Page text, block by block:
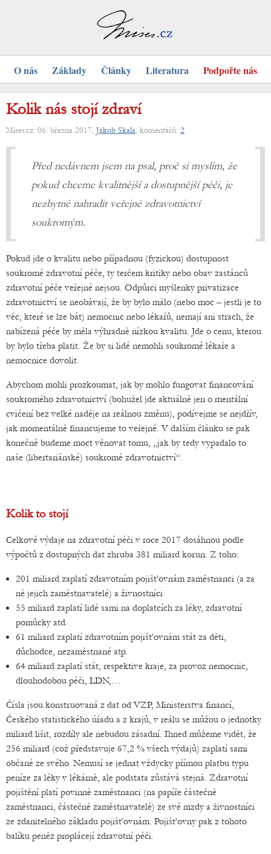
O nás Základy Články Literatura Podpořte nás
Kolik nás stojí zdraví
Mises.cz: 06. března 2017, Jakub Skala, komentářů: 2
Před nedávnem jsem na psal, proč si myslím, že
pokud chceme kvalitnější a dostupnější péči, je
nezbytné nahradit veřejné zdravotnictví
soukromým.
Pokud jde o kvalitu nebo případnou (fyzickou) dostupnost
soukromé zdravotní péče, ty terčem kritiky nebo obav zastánců
zdravotní péče veřejné nejsou. Odpůrci myšlenky privatizace
zdravotnictví se neobávají, že by bylo málo (nebo moc – jestli je to
věc, které se lze bát) nemocnic nebo lékařů, nemají ani strach, že
nabízená péče by měla výhradně nízkou kvalitu. Jde o cenu, kterou
by bylo třeba platit. Že by si lidé nemohli soukromé lékaře a
nemocnice dovolit.
Abychom mohli prozkoumat, jak by mohlo fungovat financování
soukromého zdravotnictví (bohužel jde aktuálně jen o mentální
cvičení bez velké naděje na reálnou změnu), podívejme se nejdřív,
jak momentálně financujeme to veřejné. V dalším článku se pak
konečně budeme moct věnovat tomu, „jak by tedy vypadalo to
naše (libertariánské) soukromé zdravotnictví“.
Kolik to stojí
Celkové výdaje na zdravotní péči v roce 2017 dosáhnou podle
výpočtů z dostupných dat zhruba 381 miliard korun. Z toho:
201 miliard zaplatí zdravotním pojišťovnám zaměstnanci (a za
ně jejich zaměstnavatelé) a živnostníci
55 miliard zaplatí lidé sami na doplatcích za léky, zdravotní
pomůcky atd.
61 miliard zaplatí zdravotním pojišťovnám stát za děti,
důchodce, nezaměstnané atp.
64 miliard zaplatí stát, respektive kraje, za provoz nemocnic,
dlouhodobou péči, LDN,…
Čísla jsou konstruovaná z dat od VZP, Ministerstva financí,
Českého statistického úřadu a z krajů, v reálu se můžou o jednotky
miliard lišit, rozdíly ale nebudou zásadní. Ihned můžeme vidět, že
256 miliard (což představuje 67,2 % všech výdajů) zaplatí sami
občané ze svého. Nemusí se jednat vždycky přímou platbu typu
peníze za léky v lékárně, ale podstata zůstává stejná. Zdravotní
pojištění platí povinně zaměstnanci (na papíře částečně
zaměstnanci, částečně zaměstnavatelé) ze své mzdy a živnostníci
ze zdanitelného základu pojišťovnám. Pojišťovny pak z tohoto
balíku peněz proplácejí zdravotní péči.